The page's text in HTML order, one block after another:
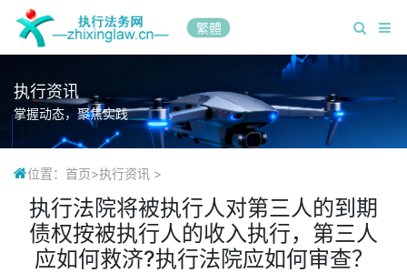
繁體
执行资讯
掌握动态，聚焦实践
位置： 首页>执行资讯 >
执行法院将被执行人对第三人的到期
债权按被执行人的收入执行，第三人
应如何救济?执行法院应如何审查？